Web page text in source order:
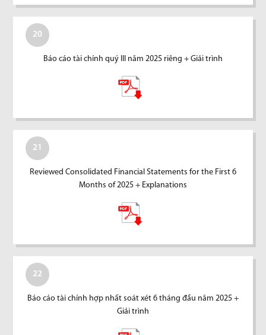
20
Báo cáo tài chính quý III năm 2025 riêng + Giải trình
21
Reviewed Consolidated Financial Statements for the First 6
Months of 2025 + Explanations
22
Báo cáo tài chính hợp nhất soát xét 6 tháng đầu năm 2025 +
Giải trình